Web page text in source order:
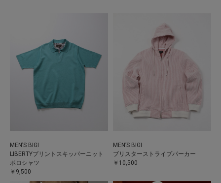
MEN’S BIGI
LIBERTYプリントスキッパーニット
ポロシャツ
￥9,500
MEN’S BIGI
ブリスターストライプパーカー
￥10,500